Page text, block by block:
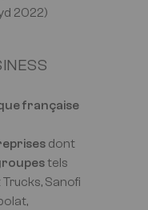
2022)
française
dont
tels
Sanofi